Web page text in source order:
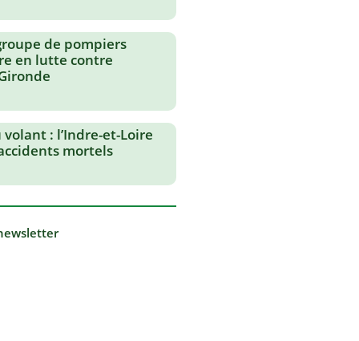
de pompiers
en lutte contre
: l’Indre-et-Loire
mortels